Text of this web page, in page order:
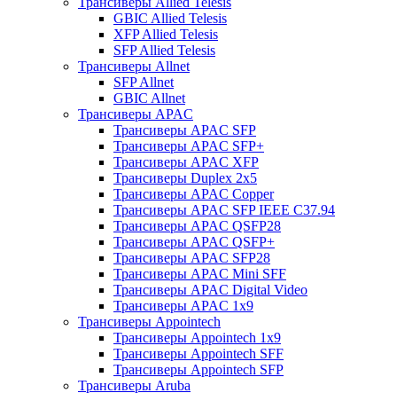
GBIC Allied Telesis
XFP Allied Telesis
SFP Allied Telesis
Трансиверы Allnet
SFP Allnet
GBIC Allnet
Трансиверы APAC
Трансиверы APAC SFP
Трансиверы APAC SFP+
Трансиверы APAC XFP
Трансиверы Duplex 2x5
Трансиверы APAC Copper
Трансиверы APAC SFP IEEE C37.94
Трансиверы APAC QSFP28
Трансиверы APAC QSFP+
Трансиверы APAC SFP28
Трансиверы APAC Mini SFF
Трансиверы APAC Digital Video
Трансиверы APAC 1x9
Трансиверы Appointech
Трансиверы Appointech 1x9
Трансиверы Appointech SFF
Трансиверы Appointech SFP
Трансиверы Aruba